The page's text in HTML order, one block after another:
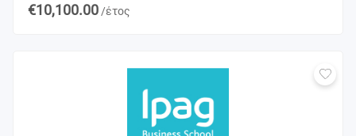
€10,100.00 /έτος